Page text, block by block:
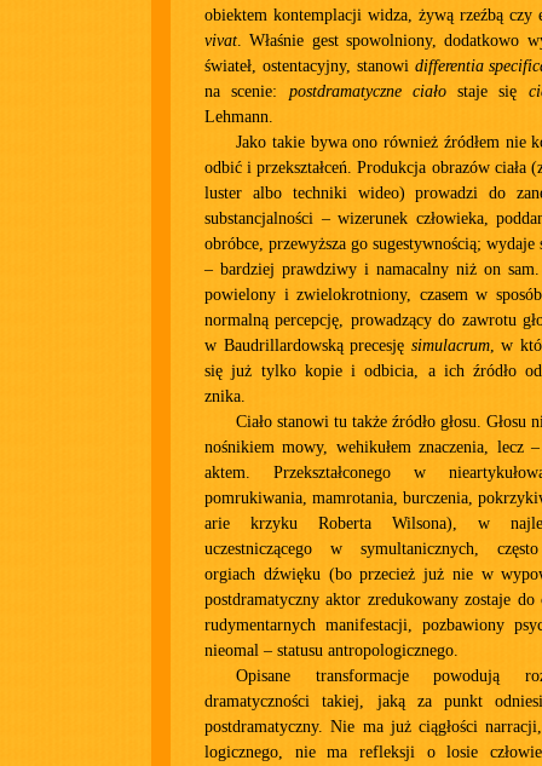
obiektem kontemplacji widza, żywą rzeźbą czy
vivat . Właśnie gest spowolniony, dodatkowo
świateł, ostentacyjny, stanowi differentia
na scenie: postdramatyczne ciałostaje się
Lehmann.
Jako takie bywa ono również źródłem nie
odbić i przekształceń. Produkcja obrazów ciała
luster albo techniki wideo) prowadzi do
substancjalności – wizerunek człowieka,
obróbce, przewyższa go sugestywnością; wydaje
– bardziej prawdziwy i namacalny niż on
powielony i zwielokrotniony, czasem w
normalną percepcję, prowadzący do zawrotu
w Baudrillardowską precesję simulacrum, w
się już tylko kopie i odbicia, a ich źródło
znika.
Ciało stanowi tu także źródło głosu. Głosu
nośnikiem mowy, wehikułem znaczenia, lecz
aktem. Przekształconego w
pomrukiwania, mamrotania, burczenia,
arie krzyku Roberta Wilsona), w
uczestniczącego w symultanicznych,
orgiach dźwięku (bo przecież już nie w
postdramatyczny aktor zredukowany zostaje
rudymentarnych manifestacji, pozbawiony
nieomal – statusu antropologicznego.
Opisane transformacje powodują
dramatyczności takiej, jaką za punkt
postdramatyczny. Nie ma już ciągłości
logicznego, nie ma refleksji o losie